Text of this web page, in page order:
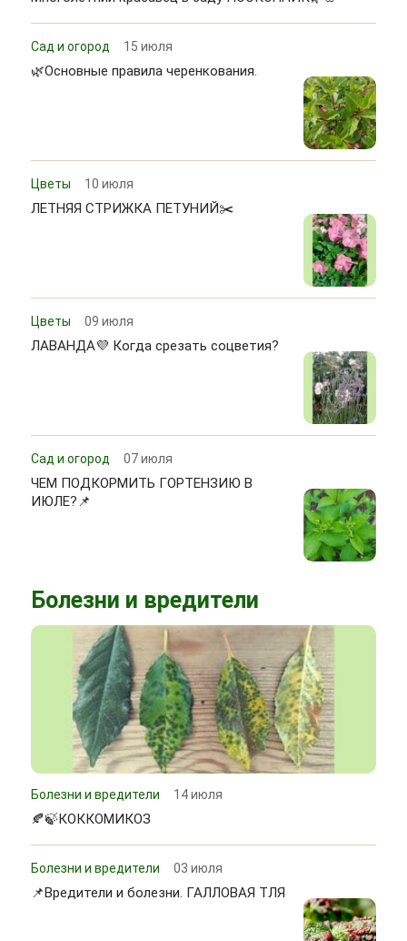
Сад и огород 15 июля
🌿Основные правила черенкования.
Цветы 10 июля
ЛЕТНЯЯ СТРИЖКА ПЕТУНИЙ✂️
Цветы 09 июля
ЛАВАНДА💜 Когда срезать соцветия?
Сад и огород 07 июля
ЧЕМ ПОДКОРМИТЬ ГОРТЕНЗИЮ В
ИЮЛЕ?📌
Болезни и вредители
Болезни и вредители 14 июля
🍂🍃КОККОМИКОЗ
Болезни и вредители 03 июля
📌Вредители и болезни. ГАЛЛОВАЯ ТЛЯ